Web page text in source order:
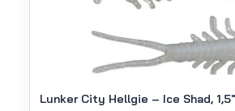
Lunker City Hellgie – Ice Shad,